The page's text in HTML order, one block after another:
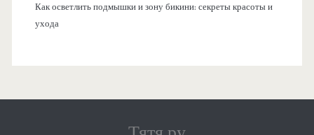
Как осветлить подмышки и зону бикини: секреты красоты и
ухода